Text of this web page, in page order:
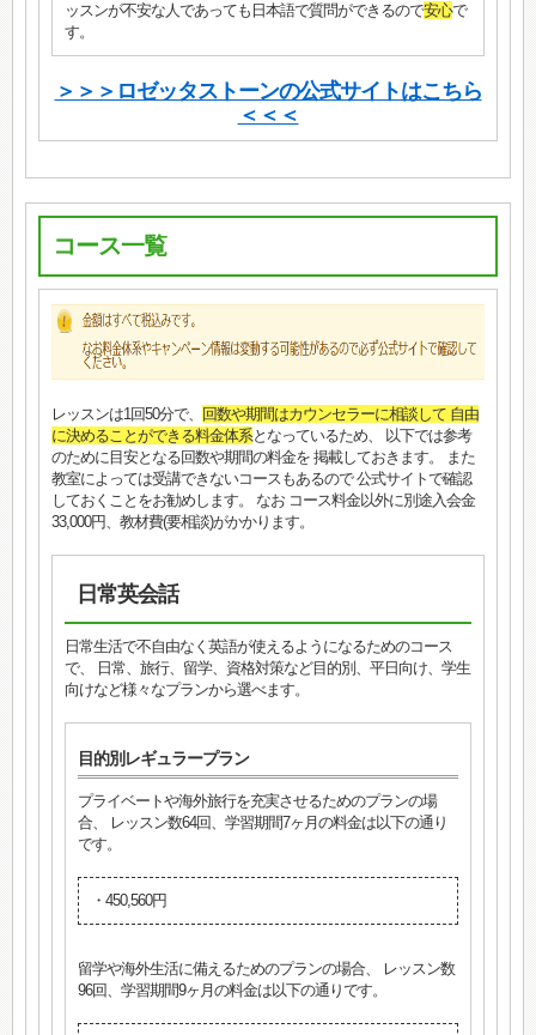
ッスンが不安な人であっても日本語で質問ができるので安心で
す。
＞＞＞ロゼッタストーンの公式サイトはこちら
＜＜＜
コース一覧
レッスンは1回50分で、
回数や期間はカウンセラーに相談して 自由
に決めることができる料金体系となっているため、 以下では参考
のために目安となる回数や期間の料金を 掲載しておきます。 また
教室によっては受講できないコースもあるので 公式サイトで確認
しておくことをお勧めします。 なお コース料金以外に別途入会金
33,000円、教材費(要相談)がかかります。
日常英会話
日常生活で不自由なく英語が使えるようになるためのコース
で、 日常、旅行、留学、資格対策など目的別、平日向け、学生
向けなど様々なプランから選べます。
目的別レギュラープラン
プライベートや海外旅行を充実させるためのプランの場
合、 レッスン数64回、学習期間7ヶ月の料金は以下の通り
です。
・450,560円
留学や海外生活に備えるためのプランの場合、 レッスン数
96回、学習期間9ヶ月の料金は以下の通りです。